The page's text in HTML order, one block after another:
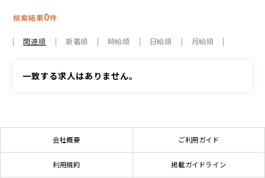
検索結果0件
関連順 新着順 時給順 日給順 月給順
一致する求人はありません。
会社概要 ご利用ガイド
利用規約 掲載ガイドライン